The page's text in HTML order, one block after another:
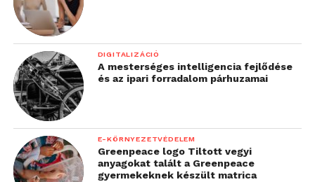
DIGITALIZÁCIÓ
A mesterséges intelligencia fejlődése
és az ipari forradalom párhuzamai
E-KÖRNYEZETVÉDELEM
Greenpeace logo Tiltott vegyi
anyagokat talált a Greenpeace
gyermekeknek készült matrica